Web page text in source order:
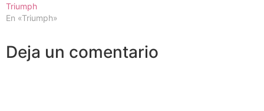
Triumph
En «Triumph»
Deja un comentario